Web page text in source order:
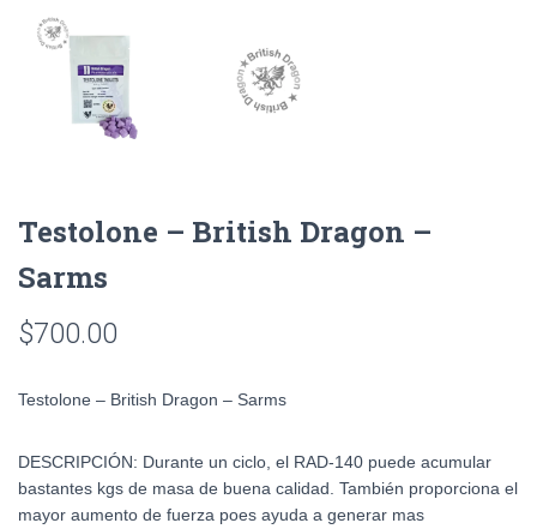
Testolone – British Dragon –
Sarms
$700.00
Testolone – British Dragon – Sarms
DESCRIPCIÓN: Durante un ciclo, el RAD-140 puede acumular
bastantes kgs de masa de buena calidad. También proporciona el
mayor aumento de fuerza poes ayuda a generar mas